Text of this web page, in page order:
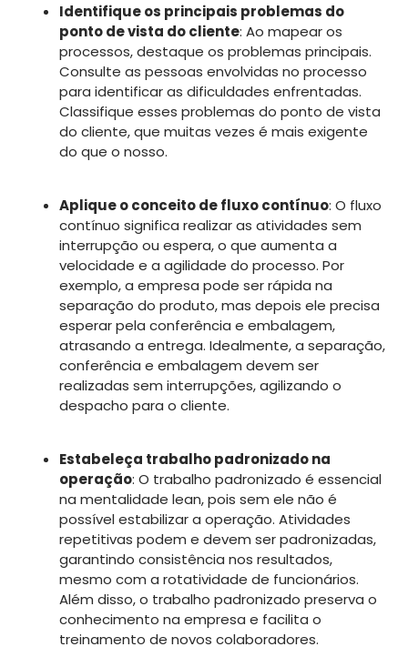
Identifique os principais problemas do
ponto de vista do cliente: Ao mapear os
processos, destaque os problemas principais.
Consulte as pessoas envolvidas no processo
para identificar as dificuldades enfrentadas.
Classifique esses problemas do ponto de vista
do cliente, que muitas vezes é mais exigente
do que o nosso.
Aplique o conceito de fluxo contínuo: O fluxo
contínuo significa realizar as atividades sem
interrupção ou espera, o que aumenta a
velocidade e a agilidade do processo. Por
exemplo, a empresa pode ser rápida na
separação do produto, mas depois ele precisa
esperar pela conferência e embalagem,
atrasando a entrega. Idealmente, a separação,
conferência e embalagem devem ser
realizadas sem interrupções, agilizando o
despacho para o cliente.
Estabeleça trabalho padronizado na
operação: O trabalho padronizado é essencial
na mentalidade lean, pois sem ele não é
possível estabilizar a operação. Atividades
repetitivas podem e devem ser padronizadas,
garantindo consistência nos resultados,
mesmo com a rotatividade de funcionários.
Além disso, o trabalho padronizado preserva o
conhecimento na empresa e facilita o
treinamento de novos colaboradores.